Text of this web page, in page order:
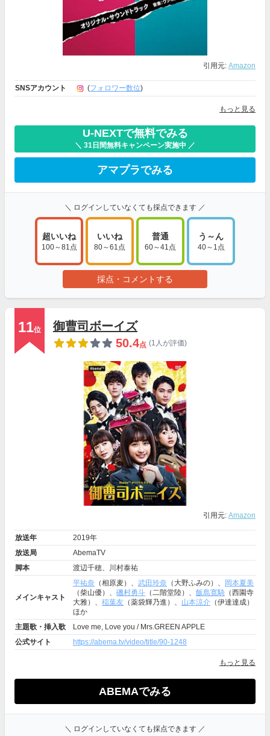
引用元: Amazon
SNSアカウント (フォロワー数位)
もっと見る
U-NEXTで無料でみる
＼ 31日間無料キャンペーン実施中 ／
アマプラでみる
＼ ログインしていなくても採点できます ／
超いいね
100～81点
いいね
80～61点
普通
60～41点
う～ん
40～1点
採点・コメントする
11位
御曹司ボーイズ
50.4点 (1人が評価)
引用元: Amazon
放送年
2019年
放送局
AbemaTV
脚本
渡辺千穂、川村泰祐
メインキャスト
平祐奈 （相原麦）、 武田玲奈 （大野ふみの）、
岡本夏美
（柴山優）、 磯村勇斗 （二階堂陸）、 飯島寛騎 （西園寺
大雅）、 稲葉友 （薬袋輝乃進）、 山本涼介 （伊達達成）
ほか
主題歌・挿入歌
Love me, Love you / Mrs.GREEN APPLE
公式サイト
https://abema.tv/video/title/90-1248
もっと見る
ABEMAでみる
＼ ログインしていなくても採点できます ／